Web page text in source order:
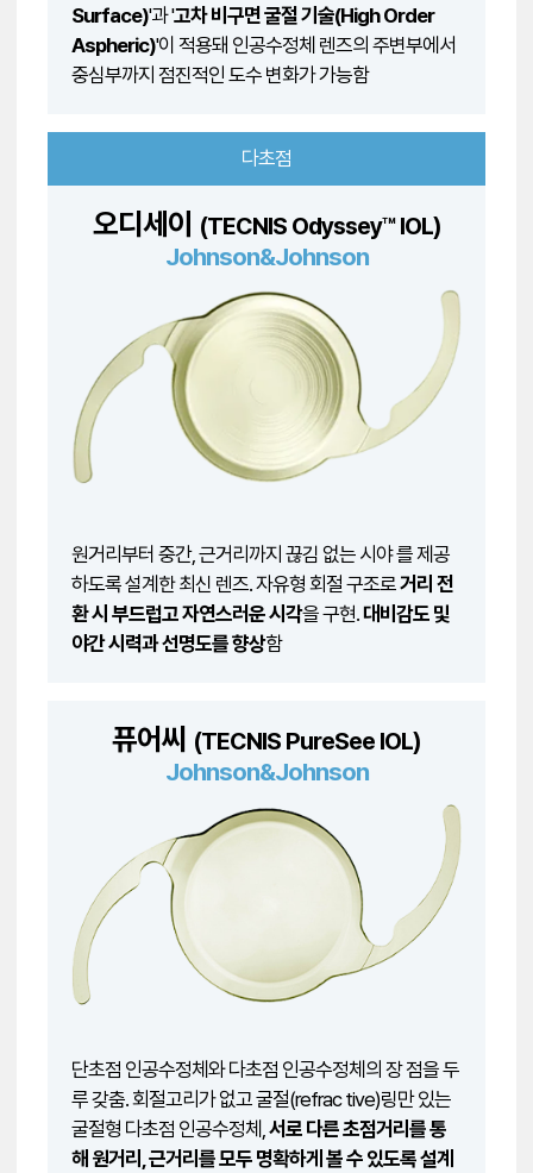
Surface)'과 '고차 비구면 굴절 기술(High Order
Aspheric)'이 적용돼 인공수정체 렌즈의 주변부에서
중심부까지 점진적인 도수 변화가 가능함
다초점
오디세이 (TECNIS Odyssey™ IOL)
Johnson&Johnson
원거리부터 중간, 근거리까지 끊김 없는 시야 를 제공
하도록 설계한 최신 렌즈. 자유형 회절 구조로거리 전
환 시 부드럽고 자연스러운 시각을 구현.대비감도 및
야간 시력과 선명도를 향상함
퓨어씨 (TECNIS PureSee IOL)
Johnson&Johnson
단초점 인공수정체와 다초점 인공수정체의 장 점을 두
루 갖춤. 회절고리가 없고 굴절(refrac tive)링만 있는
굴절형 다초점 인공수정체,서로 다른 초점거리를 통
해 원거리, 근거리를 모두 명확하게 볼 수 있도록 설계